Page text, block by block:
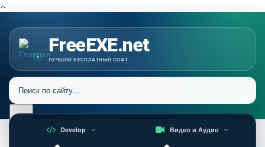
FreeEXE.net
ЛУЧШИЙ БЕСПЛАТНЫЙ СОФТ
Develop Видео и Аудио